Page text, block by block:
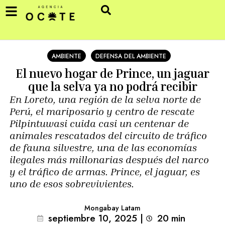
AMBIENTE DEFENSA DEL AMBIENTE
El nuevo hogar de Prince, un jaguar
que la selva ya no podrá recibir
En Loreto, una región de la selva norte de
Perú, el mariposario y centro de rescate
Pilpintuwasi cuida casi un centenar de
animales rescatados del circuito de tráfico
de fauna silvestre, una de las economías
ilegales más millonarias después del narco
y el tráfico de armas. Prince, el jaguar, es
uno de esos sobrevivientes.
Mongabay Latam
septiembre 10, 2025 | 20 min